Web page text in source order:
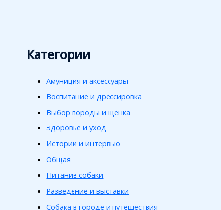
Категории
Амуниция и аксессуары
Воспитание и дрессировка
Выбор породы и щенка
Здоровье и уход
Истории и интервью
Общая
Питание собаки
Разведение и выставки
Собака в городе и путешествия